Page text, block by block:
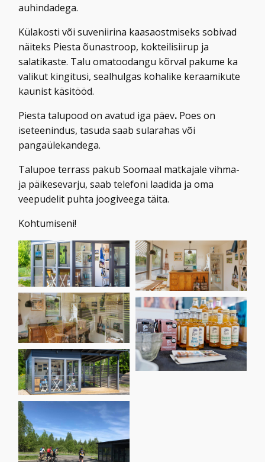
auhindadega.
Külakosti või suveniirina kaasaostmiseks sobivad
näiteks Piesta õunastroop, kokteilisiirup ja
salatikaste. Talu omatoodangu kõrval pakume ka
valikut kingitusi, sealhulgas kohalike keraamikute
kaunist käsitööd.
Piesta talupood on avatud iga päev. Poes on
iseteenindus, tasuda saab sularahas või
pangaülekandega.
Talupoe terrass pakub Soomaal matkajale vihma-
ja päikesevarju, saab telefoni laadida ja oma
veepudelit puhta joogiveega täita.
Kohtumiseni!